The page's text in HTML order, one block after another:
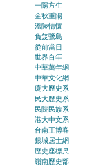
一陽方生
金秋重陽
溫陵情懷
負笈鷺島
從前當日
世界百年
中華萬年網
中華文化網
廈大歷史系
民大歷史系
民院民族系
港大中文系
台南王博客
銀城居士網
歷史座標尺
嶺南歷史部